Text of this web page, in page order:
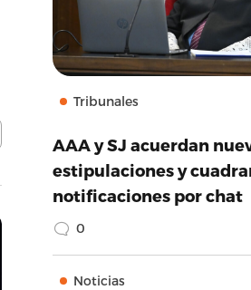
Tribunales
AAA y SJ acuerdan
estipulaciones y
notificaciones por chat
0
Noticias